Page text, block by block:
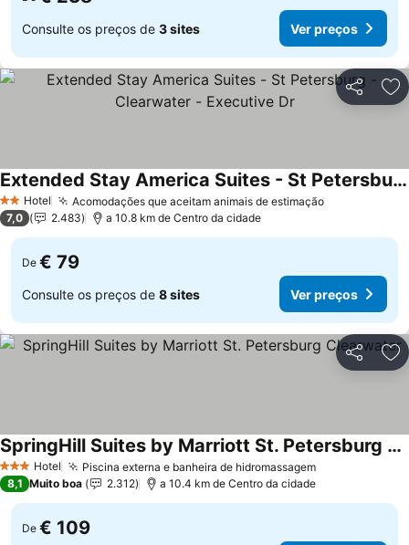
Consulte os preços de 3 sites Ver preços
Partilhar
2 Estrelas
Hotel Acomodações que aceitam animais de estimação
Extended Stay America Suites - St Petersburg - Clearwater - Executive Dr
7,0 2.483 a 10.8 km de Centro da cidade
De € 79
Consulte os preços de 8 sites Ver preços
Partilhar
3 EstrelasHotel Piscina externa e banheira de hidromassagem
SpringHill Suites by Marriott St. Petersburg Clearwater
8,1 Muito boa 2.312 a 10.4 km de Centro da cidade
De € 109